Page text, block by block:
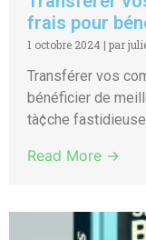
frais pour
1 octobre 2024 | par
Transférer vos
bénéficier de
tà¢che fastidieuse
Read More →